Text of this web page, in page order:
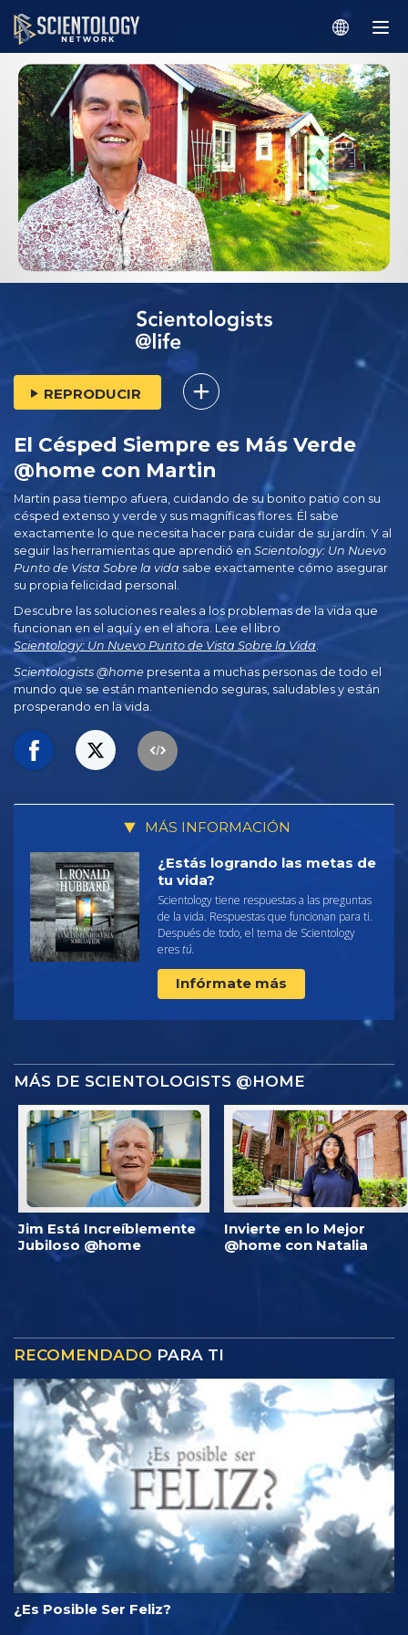
REPRODUCIR
El Césped Siempre es Más Verde
@home con Martin
Martin pasa tiempo afuera, cuidando de su bonito patio con su
césped extenso y verde y sus magníficas flores. Él sabe
exactamente lo que necesita hacer para cuidar de su jardín. Y al
seguir las herramientas que aprendió en Scientology: Un Nuevo
Punto de Vista Sobre la vida sabe exactamente cómo asegurar
su propia felicidad personal.
Descubre las soluciones reales a los problemas de la vida que
funcionan en el aquí y en el ahora. Lee el libro
Scientology: Un Nuevo Punto de Vista Sobre la Vida.
Scientologists @home presenta a muchas personas de todo el
mundo que se están manteniendo seguras, saludables y están
prosperando en la vida.
MÁS INFORMACIÓN
¿Estás logrando las metas de
tu vida?
Scientology tiene respuestas a las preguntas
de la vida. Respuestas que funcionan para ti.
Después de todo, el tema de Scientology
erestú.
Infórmate más
MÁS DE SCIENTOLOGISTS @HOME
Jim Está Increíblemente
Jubiloso @home
Invierte en lo Mejor
@home con Natalia
RECOMENDADO PARA TI
¿Es Posible Ser Feliz?